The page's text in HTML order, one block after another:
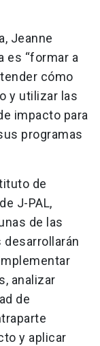
Jeanne
es “formar a
cómo
y utilizar las
impacto para
programas
de
J-PAL,
de las
desarrollarán
analizar
de
y aplicar